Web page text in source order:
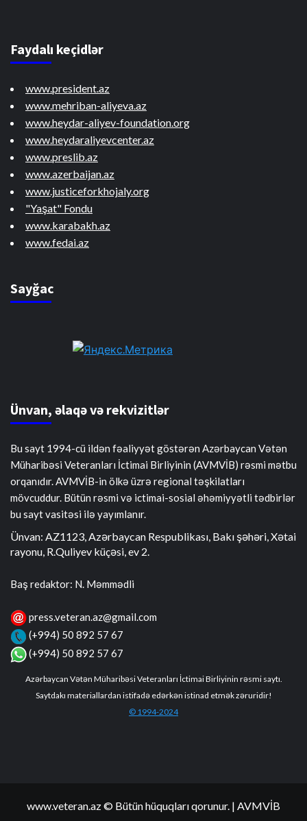
Faydalı keçidlər
www.president.az
www.mehriban-aliyeva.az
www.heydar-aliyev-foundation.org
www.heydaraliyevcenter.az
www.preslib.az
www.azerbaijan.az
www.justiceforkhojaly.org
"Yaşat" Fondu
www.karabakh.az
www.fedai.az
Sayğac
Ünvan, əlaqə və rekvizitlər
Bu sayt 1994-cü ildən fəaliyyət göstərən Azərbaycan Vətən
Müharibəsi Veteranları İctimai Birliyinin (AVMVİB) rəsmi mətbu
orqanıdır. AVMVİB-in ölkə üzrə regional təşkilatları
mövcuddur. Bütün rəsmi və ictimai-sosial əhəmiyyətli tədbirlər
bu sayt vasitəsi ilə yayımlanır.
Ünvan: AZ1123, Azərbaycan Respublikası, Bakı şəhəri, Xətai
rayonu, R.Quliyev küçəsi, ev 2.
Baş redaktor: N. Məmmədli
press.veteran.az@gmail.com
(+994) 50 892 57 67
(+994) 50 892 57 67
Azərbaycan Vətən Müharibəsi Veteranları İctimai Birliyinin rəsmi saytı.
Saytdakı materiallardan istifadə edərkən istinad etmək zəruridir!
© 1994-2024
www.veteran.az © Bütün hüquqları qorunur. | AVMVİB